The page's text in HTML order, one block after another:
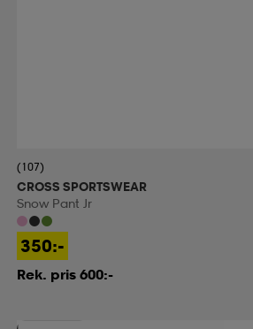
(107)
CROSS SPORTSWEAR
Snow Pant Jr
350:-
Rek. pris 600:-